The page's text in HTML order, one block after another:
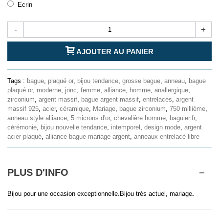
Ecrin
- +
AJOUTER AU PANIER
Tags : bague, plaqué or, bijou tendance, grosse bague, anneau, bague
plaqué or, moderne, jonc, femme, alliance, homme, anallergique,
zirconium, argent massif, bague argent massif, entrelacés, argent
massif 925, acier, céramique, Mariage, bague zirconium, 750 millième,
anneau style alliance, 5 microns d'or, chevalière homme, baguier.fr,
cérémonie, bijou nouvelle tendance, intemporel , design mode, argent
acier plaqué, alliance bague mariage argent, anneaux entrelacé libre
PLUS D'INFO
Bijou pour une occasion exceptionnelle.Bijou très actuel, mariage.